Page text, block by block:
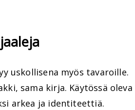
uskollisena myös tavaroille.
sama kirja. Käytössä oleva
arkea ja identiteettiä.